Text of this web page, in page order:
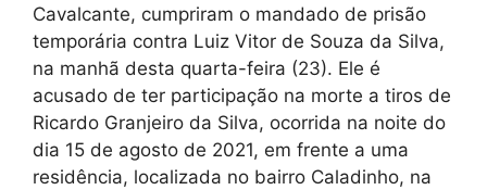
Cavalcante, cumpriram o mandado de prisão
temporária contra Luiz Vitor de Souza da Silva,
na manhã desta quarta-feira (23). Ele é
acusado de ter participação na morte a tiros de
Ricardo Granjeiro da Silva, ocorrida na noite do
dia 15 de agosto de 2021, em frente a uma
residência, localizada no bairro Caladinho, na